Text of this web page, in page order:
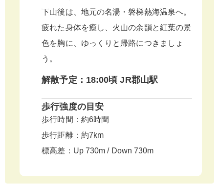
下山後は、地元の名湯・磐梯熱海温泉へ。
疲れた身体を癒し、火山の余韻と紅葉の景
色を胸に、ゆっくりと帰路につきましょ
う。
解散予定：18:00頃 JR郡山駅
歩行強度の目安
歩⾏時間：約6時間
歩⾏距離：約7km
標⾼差：Up 730m / Down 730m